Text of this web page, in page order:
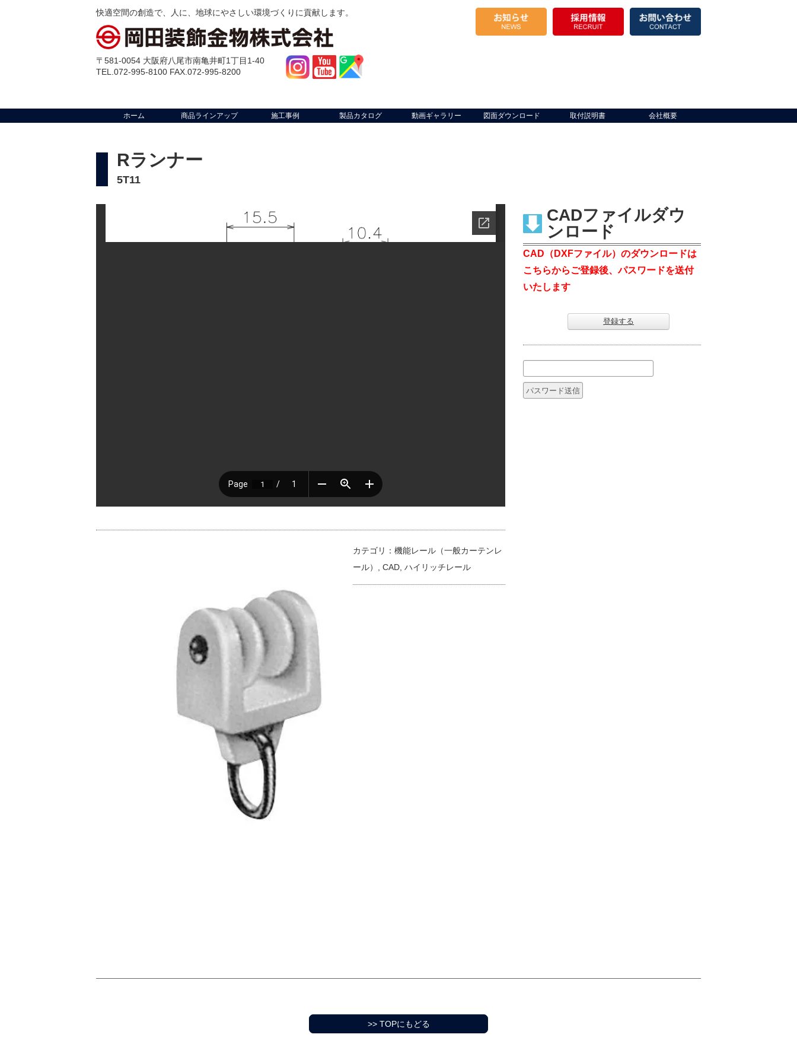
快適空間の創造で、人に、地球にやさしい環境づくりに貢献します。
〒581-0054 大阪府八尾市南亀井町1丁目1-40
TEL.072-995-8100 FAX.072-995-8200
ホーム 商品ラインアップ 施工事例 製品カタログ 動画ギャラリー 図面ダウンロード 取付説明書 会社概要
Rランナー
5T11
カテゴリ： 機能レール（一般カーテンレ
ール）
CAD, ハイリッチレール
CADファイルダウ
ンロード
CAD（DXFファイル）のダウンロードは
こちらからご登録後、パスワードを送付
いたします
登録する
>> TOPにもどる